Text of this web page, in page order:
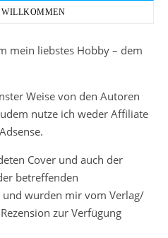
WILLKOMMEN
mein liebstes Hobby – dem
Weise von den Autoren
nutze ich weder Affiliate
Cover und auch der
betreffenden
wurden mir vom Verlag/
zur Verfügung